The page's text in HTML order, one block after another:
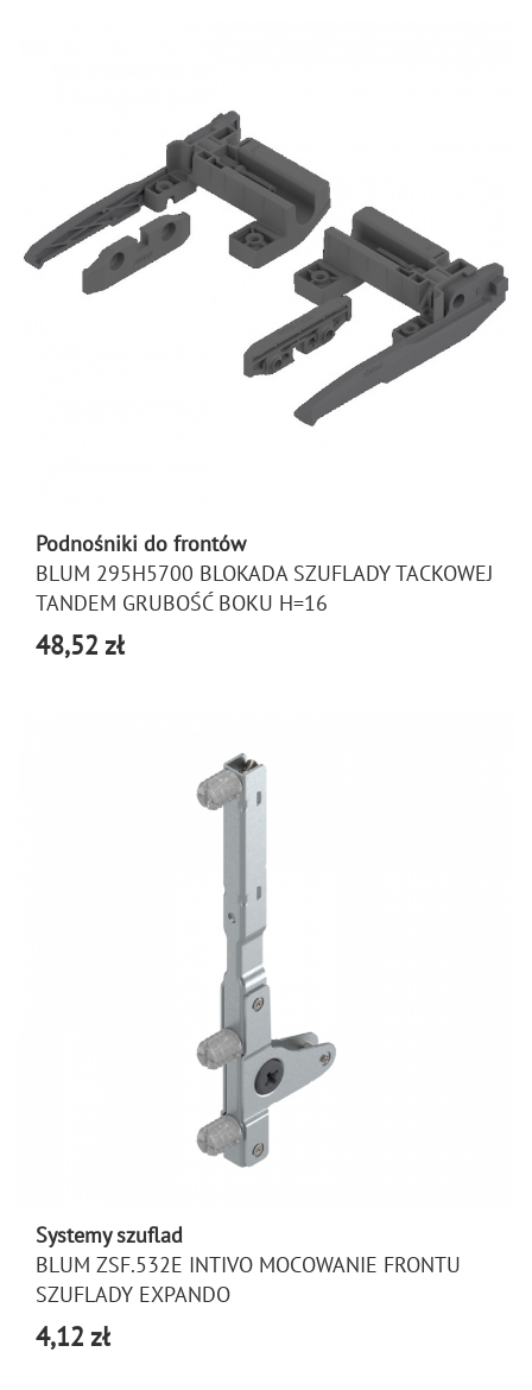
Podnośniki do frontów
BLUM 295H5700 BLOKADA SZUFLADY TACKOWEJ
TANDEM GRUBOŚĆ BOKU H=16
48,52 zł
Systemy szuflad
BLUM ZSF.532E INTIVO MOCOWANIE FRONTU
SZUFLADY EXPANDO
4,12 zł